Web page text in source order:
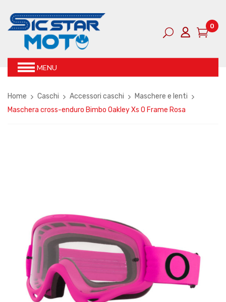
0
MENU
Home Caschi Accessori caschi
Maschere e lenti
Maschera cross-enduro Bimbo Oakley Xs O Frame Rosa